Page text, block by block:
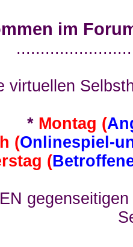
im
virtuellen
* Montag (
(Onlinespiel-
(